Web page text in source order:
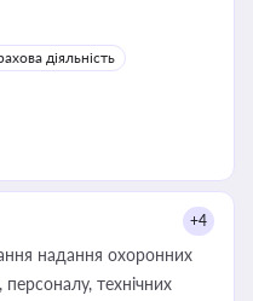
діяльність
+4
надання охоронних
технічних